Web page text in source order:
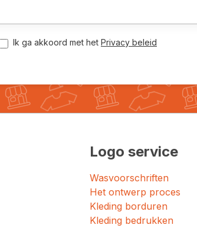
Ik ga akkoord met het Privacy beleid
Logo service
Wasvoorschriften
Het ontwerp proces
Kleding borduren
Kleding bedrukken